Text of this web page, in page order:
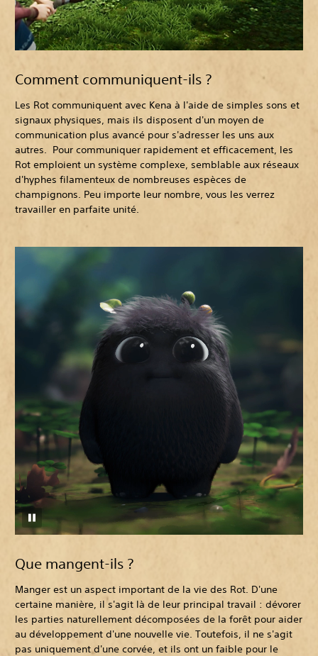
Comment communiquent-ils ?
Les Rot communiquent avec Kena à l'aide de simples sons et
signaux physiques, mais ils disposent d'un moyen de
communication plus avancé pour s'adresser les uns aux
autres. Pour communiquer rapidement et efficacement, les
Rot emploient un système complexe, semblable aux réseaux
d'hyphes filamenteux de nombreuses espèces de
champignons. Peu importe leur nombre, vous les verrez
travailler en parfaite unité.
Que mangent-ils ?
Manger est un aspect important de la vie des Rot. D'une
certaine manière, il s'agit là de leur principal travail : dévorer
les parties naturellement décomposées de la forêt pour aider
au développement d'une nouvelle vie. Toutefois, il ne s'agit
pas uniquement d'une corvée, et ils ont un faible pour le